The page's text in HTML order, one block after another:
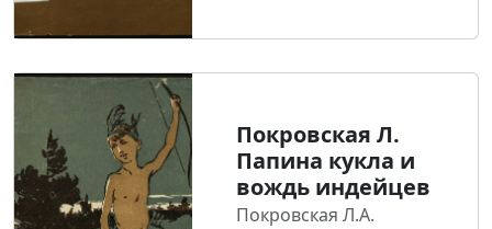
Покровская Л.
Папина кукла и
вождь индейцев
Покровская Л.А.